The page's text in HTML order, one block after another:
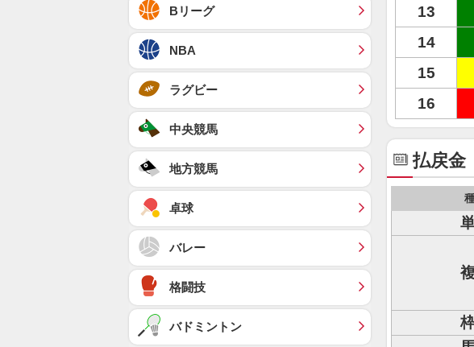
13
14
15
16
払戻金
Bリーグ
NBA
ラグビー
中央競馬
地方競馬
卓球
バレー
格闘技
バドミントン